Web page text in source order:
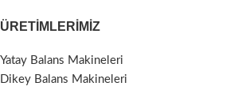
ÜRETIMLERIMIZ
Yatay Balans Makineleri
Dikey Balans Makineleri